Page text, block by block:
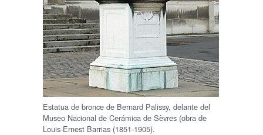
Estatua de bronce de Bernard Palissy, delante del
Museo Nacional de Cerámica de Sèvres (obra de
Louis-Ernest Barrias (1851-1905).